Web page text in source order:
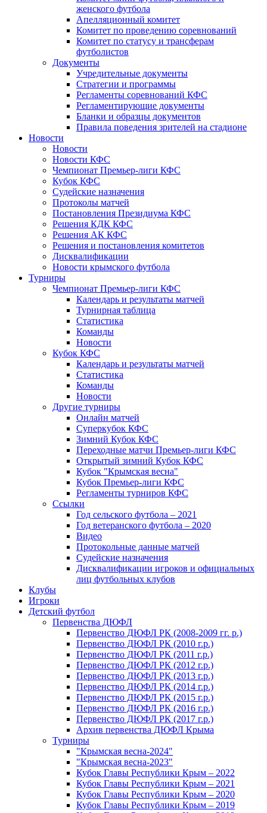
женского футбола
Апелляционный комитет
Комитет по проведению соревнований
Комитет по статусу и трансферам
футболистов
Документы
Учредительные документы
Стратегии и программы
Регламенты соревнований КФС
Регламентирующие документы
Бланки и образцы документов
Правила поведения зрителей на стадионе
Новости
Новости
Новости КФС
Чемпионат Премьер-лиги КФС
Кубок КФС
Судейские назначения
Протоколы матчей
Постановления Президиума КФС
Решения КДК КФС
Решения АК КФС
Решения и постановления комитетов
Дисквалификации
Новости крымского футбола
Турниры
Чемпионат Премьер-лиги КФС
Календарь и результаты матчей
Турнирная таблица
Статистика
Команды
Новости
Кубок КФС
Календарь и результаты матчей
Статистика
Команды
Новости
Другие турниры
Онлайн матчей
Суперкубок КФС
Зимний Кубок КФС
Переходные матчи Премьер-лиги КФС
Открытый зимний Кубок КФС
Кубок "Крымская весна"
Кубок Премьер-лиги КФС
Регламенты турниров КФС
Ссылки
Год сельского футбола – 2021
Год ветеранского футбола – 2020
Видео
Протокольные данные матчей
Судейские назначения
Дисквалификации игроков и официальных
лиц футбольных клубов
Клубы
Игроки
Детский футбол
Первенства ДЮФЛ
Первенство ДЮФЛ РК (2008-2009 гг. р.)
Первенство ДЮФЛ РК (2010 г.р.)
Первенство ДЮФЛ РК (2011 г.р.)
Первенство ДЮФЛ РК (2012 г.р.)
Первенство ДЮФЛ РК (2013 г.р.)
Первенство ДЮФЛ РК (2014 г.р.)
Первенство ДЮФЛ РК (2015 г.р.)
Первенство ДЮФЛ РК (2016 г.р.)
Первенство ДЮФЛ РК (2017 г.р.)
Архив первенства ДЮФЛ Крыма
Турниры
"Крымская весна-2024"
"Крымская весна-2023"
Кубок Главы Республики Крым – 2022
Кубок Главы Республики Крым – 2021
Кубок Главы Республики Крым – 2020
Кубок Главы Республики Крым – 2019